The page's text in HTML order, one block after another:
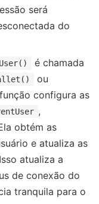
será
do
é chamada
ou
configura as
,
obtém as
e atualiza as
atualiza a
de conexão do
tranquila para o